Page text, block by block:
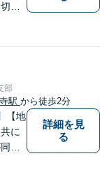
、
部
駅 から徒歩2分
【地
に
じ
詳細を見
る